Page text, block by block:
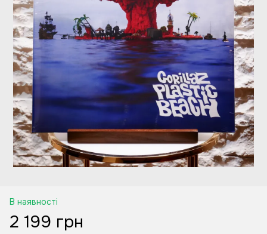
В наявності
2 199 грн